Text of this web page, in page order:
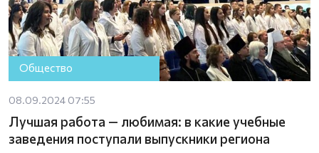
Общество
08.09.2024 07:55
Лучшая работа — любимая: в какие учебные
заведения поступали выпускники региона